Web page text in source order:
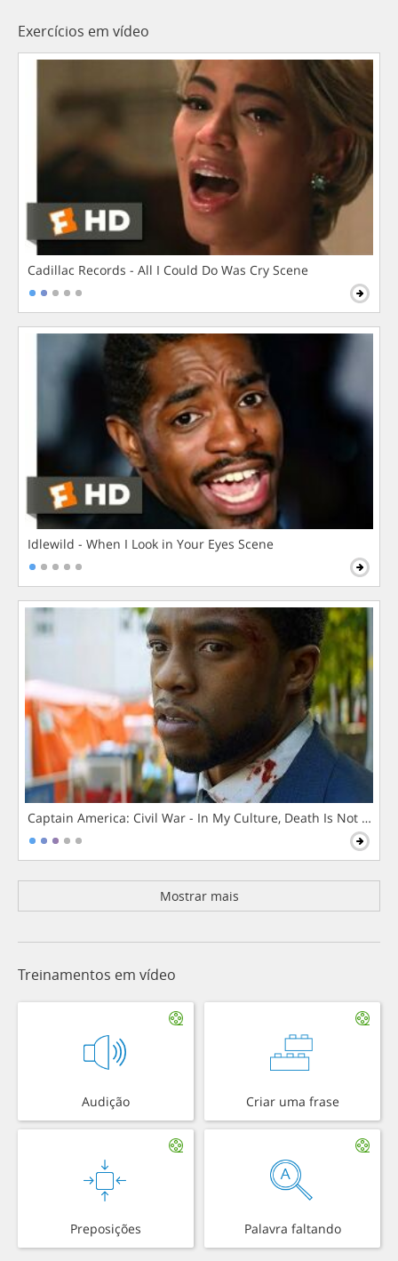
Exercícios em vídeo
Cadillac Records - All I Could Do Was Cry Scene
Idlewild - When I Look in Your Eyes Scene
Captain America: Civil War - In My Culture, Death Is Not The
Mostrar mais
Treinamentos em vídeo
Audição Criar uma frase
Preposições Palavra faltando